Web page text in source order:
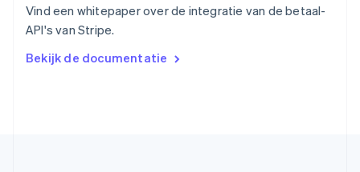
Vind een whitepaper over de integratie van de betaal-
API's van Stripe.
Bekijk de documentatie
Vasteland van China
简体中文English
English